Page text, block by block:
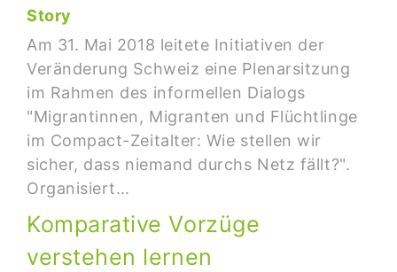
Story
Am 31. Mai 2018 leitete Initiativen der
Veränderung Schweiz eine Plenarsitzung
im Rahmen des informellen Dialogs
"Migrantinnen, Migranten und Flüchtlinge
im Compact-Zeitalter: Wie stellen wir
sicher, dass niemand durchs Netz fällt?".
Organisiert…
Komparative Vorzüge
verstehen lernen